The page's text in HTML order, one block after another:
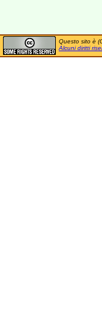
Questo sito è
Alcuni diritti